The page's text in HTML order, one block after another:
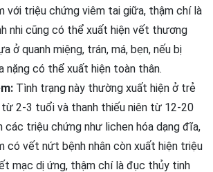
với triệu chứng viêm tai giữa, thậm chí là
nhi cũng có thể xuất hiện vết thương
ở quanh miệng, trán, má, bẹn, nếu bị
nặng có thể xuất hiện toàn thân.
Tình trạng này thường xuất hiện ở trẻ
2-3 tuổi và thanh thiếu niên từ 12-20
các triệu chứng như lichen hóa dạng đĩa,
có vết nứt bệnh nhân còn xuất hiện triệu
mạc dị ứng, thậm chí là đục thủy tinh